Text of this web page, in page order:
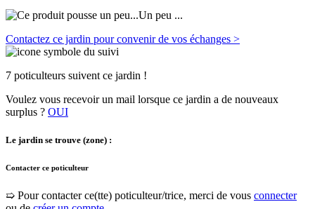
Un peu ...
Contactez ce jardin pour convenir de vos échanges >
7 poticulteurs suivent ce jardin !
Voulez vous recevoir un mail lorsque ce jardin a de nouveaux
surplus ? OUI
Le jardin se trouve (zone) :
Contacter ce poticulteur
➯ Pour contacter ce(tte) poticulteur/trice, merci de vous connecter